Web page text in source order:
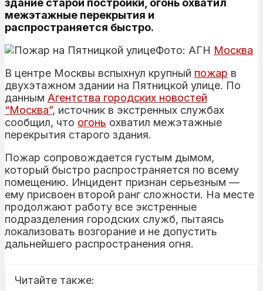
здание старой постройки, огонь охватил
межэтажные перекрытия и
распространяется быстро.
Фото: АГН Москва
В центре Москвы вспыхнул крупный пожар в
двухэтажном здании на Пятницкой улице. По
данным Агентства городских новостей
“Москва”, источник в экстренных службах
сообщил, что огонь охватил межэтажные
перекрытия старого здания.
Пожар сопровождается густым дымом,
который быстро распространяется по всему
помещению. Инцидент признан серьезным —
ему присвоен второй ранг сложности. На месте
продолжают работу все экстренные
подразделения городских служб, пытаясь
локализовать возгорание и не допустить
дальнейшего распространения огня.
Читайте также: